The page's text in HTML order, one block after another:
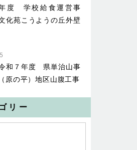
年度 学校給食運営事
苑こうようの丘外壁
和７年度 県単治山事
の平）地区山腹工事
リー